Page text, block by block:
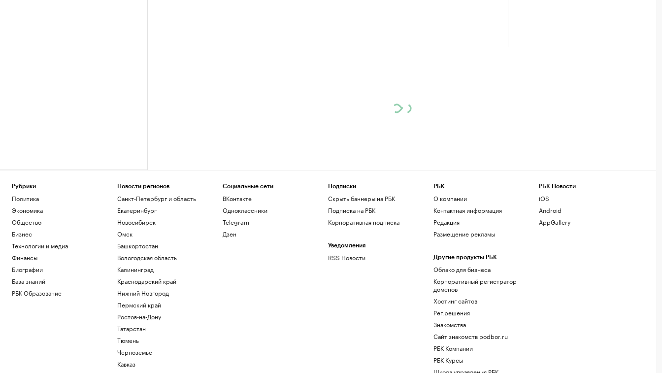
Рубрики
Политика
Экономика
Общество
Бизнес
Технологии и медиа
Финансы
Биографии
База знаний
РБК Образование
Новости регионов
Санкт-Петербург и область
Екатеринбург
Новосибирск
Омск
Башкортостан
Вологодская область
Калининград
Краснодарский край
Нижний Новгород
Пермский край
Ростов-на-Дону
Татарстан
Тюмень
Черноземье
Кавказ
Социальные сети
ВКонтакте
Одноклассники
Telegram
Дзен
Подписки
Скрыть баннеры на РБК
Подписка на РБК
Корпоративная подписка
Уведомления
RSS Новости
РБК
О компании
Контактная информация
Редакция
Размещение рекламы
Другие продукты РБК
Облако для бизнеса
Корпоративный регистратор
доменов
Хостинг сайтов
Рег.решения
Знакомства
Сайт знакомств podbor.ru
РБК Компании
РБК Курсы
РБК Новости
iOS
Android
AppGallery